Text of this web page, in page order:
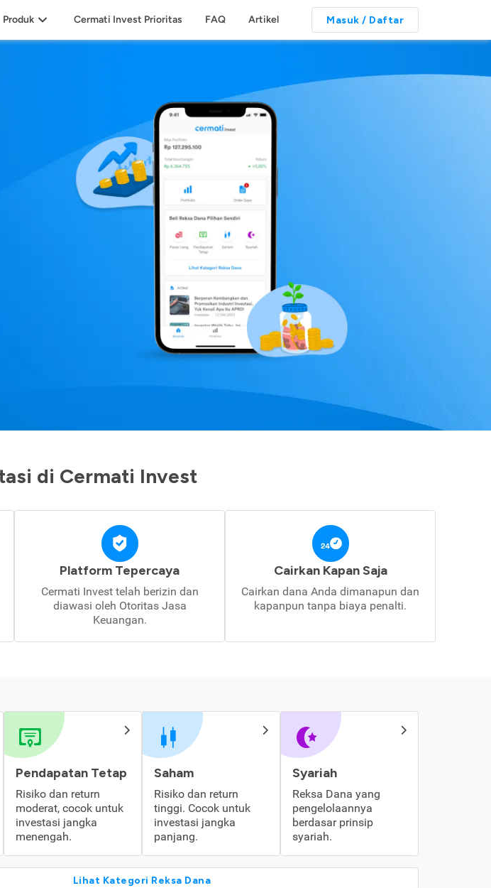
Produk Cermati Invest Prioritas FAQ Artikel Masuk / Daftar
di Cermati Invest
Platform Tepercaya
Cermati Invest telah berizin dan
diawasi oleh Otoritas Jasa
Keuangan.
Cairkan Kapan Saja
Cairkan dana Anda dimanapun dan
kapanpun tanpa biaya penalti.
Pendapatan Tetap
Risiko dan return
moderat, cocok untuk
investasi jangka
menengah.
Saham
Risiko dan return
tinggi. Cocok untuk
investasi jangka
panjang.
Syariah
Reksa Dana yang
pengelolaannya
berdasar prinsip
syariah.
Lihat Kategori Reksa Dana